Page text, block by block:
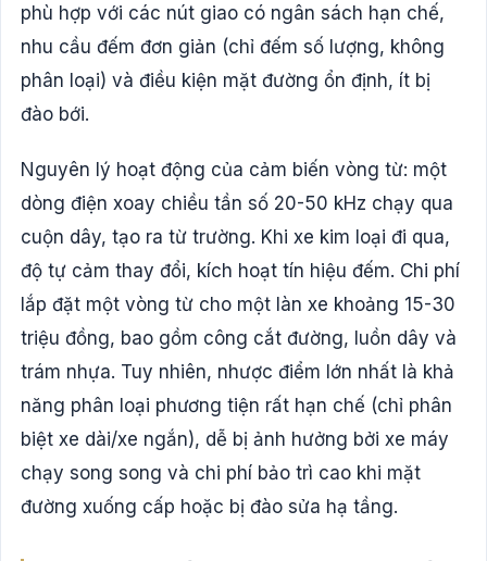
phù hợp với các nút giao có ngân sách hạn chế,
nhu cầu đếm đơn giản (chỉ đếm số lượng, không
phân loại) và điều kiện mặt đường ổn định, ít bị
đào bới.
Nguyên lý hoạt động của cảm biến vòng từ: một
dòng điện xoay chiều tần số 20-50 kHz chạy qua
cuộn dây, tạo ra từ trường. Khi xe kim loại đi qua,
độ tự cảm thay đổi, kích hoạt tín hiệu đếm. Chi phí
lắp đặt một vòng từ cho một làn xe khoảng 15-30
triệu đồng, bao gồm công cắt đường, luồn dây và
trám nhựa. Tuy nhiên, nhược điểm lớn nhất là khả
năng phân loại phương tiện rất hạn chế (chỉ phân
biệt xe dài/xe ngắn), dễ bị ảnh hưởng bởi xe máy
chạy song song và chi phí bảo trì cao khi mặt
đường xuống cấp hoặc bị đào sửa hạ tầng.